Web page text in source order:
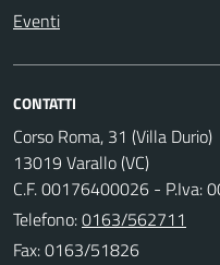
Eventi
CONTATTI
Corso Roma, 31 (Villa Durio)
13019 Varallo (VC)
C.F. 00176400026 - P.Iva:
Telefono:0163/562711
Fax: 0163/51826